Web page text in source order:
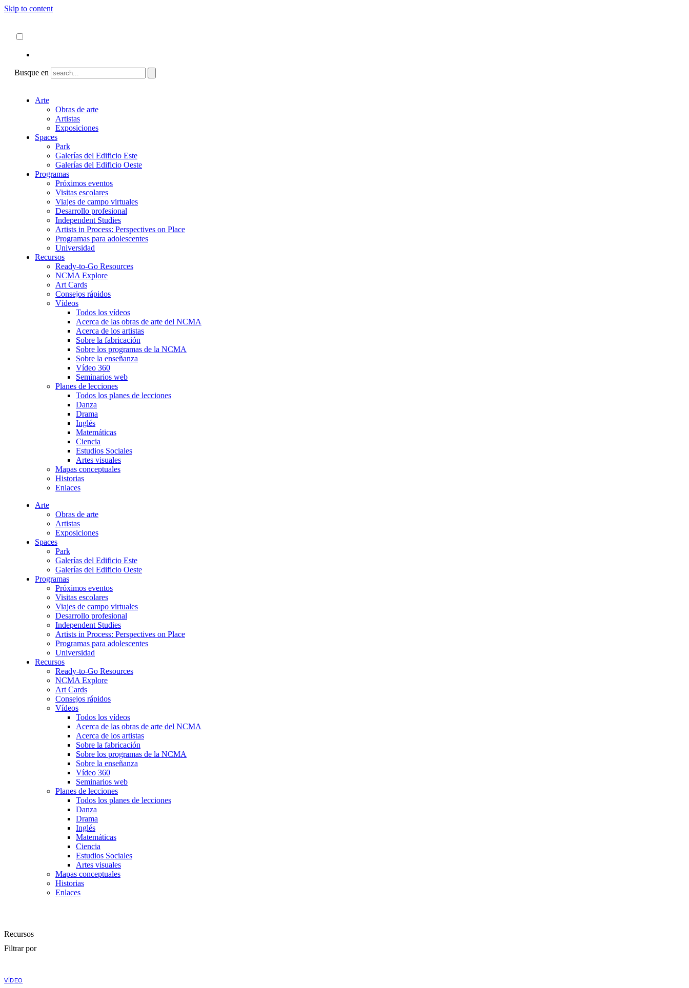
Skip to content
Busque en
Arte
Obras de arte
Artistas
Exposiciones
Spaces
Park
Galerías del Edificio Este
Galerías del Edificio Oeste
Programas
Próximos eventos
Visitas escolares
Viajes de campo virtuales
Desarrollo profesional
Independent Studies
Artists in Process: Perspectives on Place
Programas para adolescentes
Universidad
Recursos
Ready-to-Go Resources
NCMA Explore
Art Cards
Consejos rápidos
Vídeos
Todos los vídeos
Acerca de las obras de arte del NCMA
Acerca de los artistas
Sobre la fabricación
Sobre los programas de la NCMA
Sobre la enseñanza
Vídeo 360
Seminarios web
Planes de lecciones
Todos los planes de lecciones
Danza
Drama
Inglés
Matemáticas
Ciencia
Estudios Sociales
Artes visuales
Mapas conceptuales
Historias
Enlaces
Arte
Obras de arte
Artistas
Exposiciones
Spaces
Park
Galerías del Edificio Este
Galerías del Edificio Oeste
Programas
Próximos eventos
Visitas escolares
Viajes de campo virtuales
Desarrollo profesional
Independent Studies
Artists in Process: Perspectives on Place
Programas para adolescentes
Universidad
Recursos
Ready-to-Go Resources
NCMA Explore
Art Cards
Consejos rápidos
Vídeos
Todos los vídeos
Acerca de las obras de arte del NCMA
Acerca de los artistas
Sobre la fabricación
Sobre los programas de la NCMA
Sobre la enseñanza
Vídeo 360
Seminarios web
Planes de lecciones
Todos los planes de lecciones
Danza
Drama
Inglés
Matemáticas
Ciencia
Estudios Sociales
Artes visuales
Mapas conceptuales
Historias
Enlaces
Recursos
Filtrar por
VÍDEO